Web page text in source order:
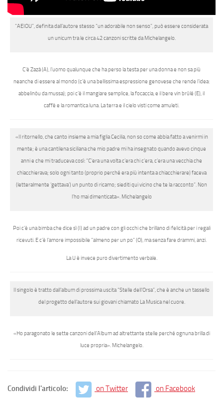
“AEIOU”, definita dall’autore stesso“un adorabile non senso”, può essere considerata
un unicum tra le circa 42 canzoni scritte da Michelangelo.
C’è Zazà(A), l’uomo qualunque che ha perso la testa per una donna e non sa più
neanche di essere al mondo (c’è una bellissima espressione genovese che rende l’idea:
abbelinòu da mussa); poi c’è il mangiare semplice, la focaccia, e il bere vin brûlé (E), il
caffè e la romantica luna. La terra e il cielo visti come amuleti.
«Il ritornello, che canto insieme a mia figlia Cecilia, non so come abbia fatto a venirmi in
mente; è una cantilena siciliana che mio padre mi ha insegnato quando avevo cinque
anni e che mi traduceva così: “C’era una volta c’era chi c’era, c’era una vecchia che
chiacchierava; solo ogni tanto (proprio perché era più intenta a chiacchierare) faceva
(letteralmente ‘gettava’) un punto di ricamo; siediti qui vicino che te la racconto”. Non
l’ho mai dimenticata». Michelangelo
Poi c’è una bimba che dice sì(I)ad un padre con gli occhi che brillano di felicità per i regali
ricevuti. E c’è l’amore impossibile “almeno per un po”(O), ma senza fare drammi, anzi.
LaUè invece puro divertimento verbale.
Il singolo è tratto dall’album di prossima uscita“Stelle dell’Orsa”, che è anche un tassello
del progetto dell’autore sui giovani chiamato La Musica nel cuore.
«Ho paragonato le sette canzoni dell’Album ad altrettante stelle perché ognuna brilla di
luce propria». Michelangelo.
Condividi l'articolo: on Twitter on Facebook